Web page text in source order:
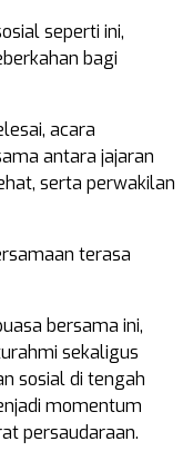
seperti ini,
bagi
acara
antara jajaran
serta perwakilan
terasa
bersama ini,
sekaligus
sosial di tengah
momentum
persaudaraan.